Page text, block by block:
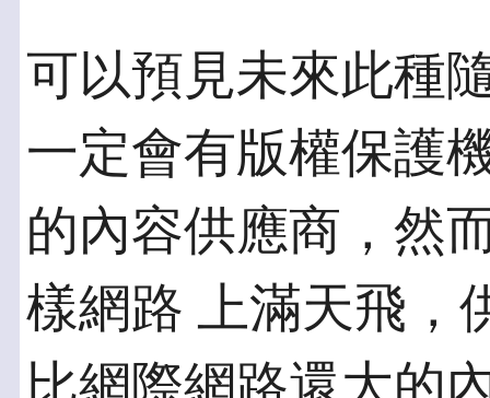
可以預見未來此種
一定會有版權保護
的內容供應商，然
樣網路 上滿天飛，
比網際網路還大的